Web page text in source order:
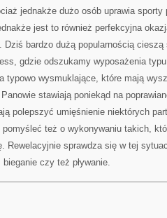
jednakże dużo osób uprawia
jest to również perfekcyjna
Dziś bardzo dużą popularnością
gdzie odszukamy wyposażenia
typowo wysmuklające, które mają
stawiają poniekąd na
polepszyć umięśnienie niektórych
też o wykonywaniu takich,
Rewelacyjnie sprawdza się w tej
czy też pływanie.